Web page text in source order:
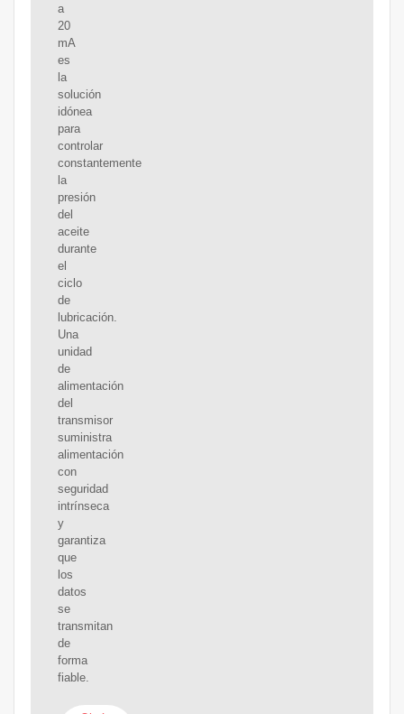
a
20
mA
es
la
solución
idónea
para
controlar
constantemente
la
presión
del
aceite
durante
el
ciclo
de
lubricación.
Una
unidad
de
alimentación
del
transmisor
suministra
alimentación
con
seguridad
intrínseca
y
garantiza
que
los
datos
se
transmitan
de
forma
fiable.